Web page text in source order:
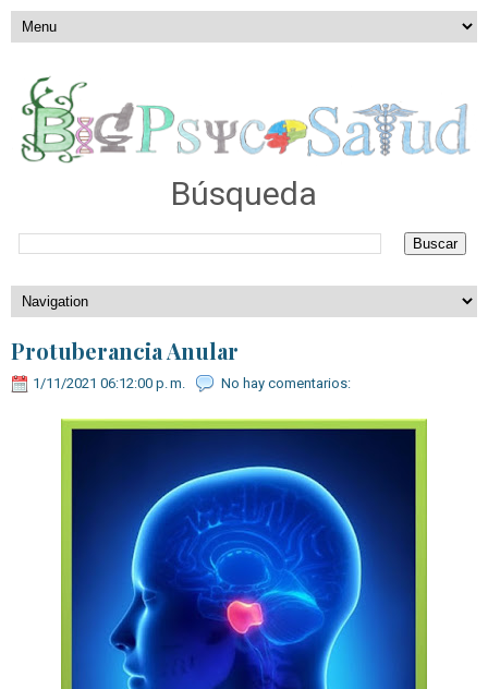
Búsqueda
Protuberancia Anular
1/11/2021 06:12:00 p. m. No hay comentarios: